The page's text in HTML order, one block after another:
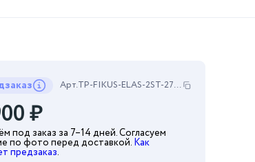
Арт.TP-FIKUS-ELAS-2ST-27-150
₽
под заказ за 7–14 дней. Согласуем
по фото перед доставкой. Как
предзаказ.